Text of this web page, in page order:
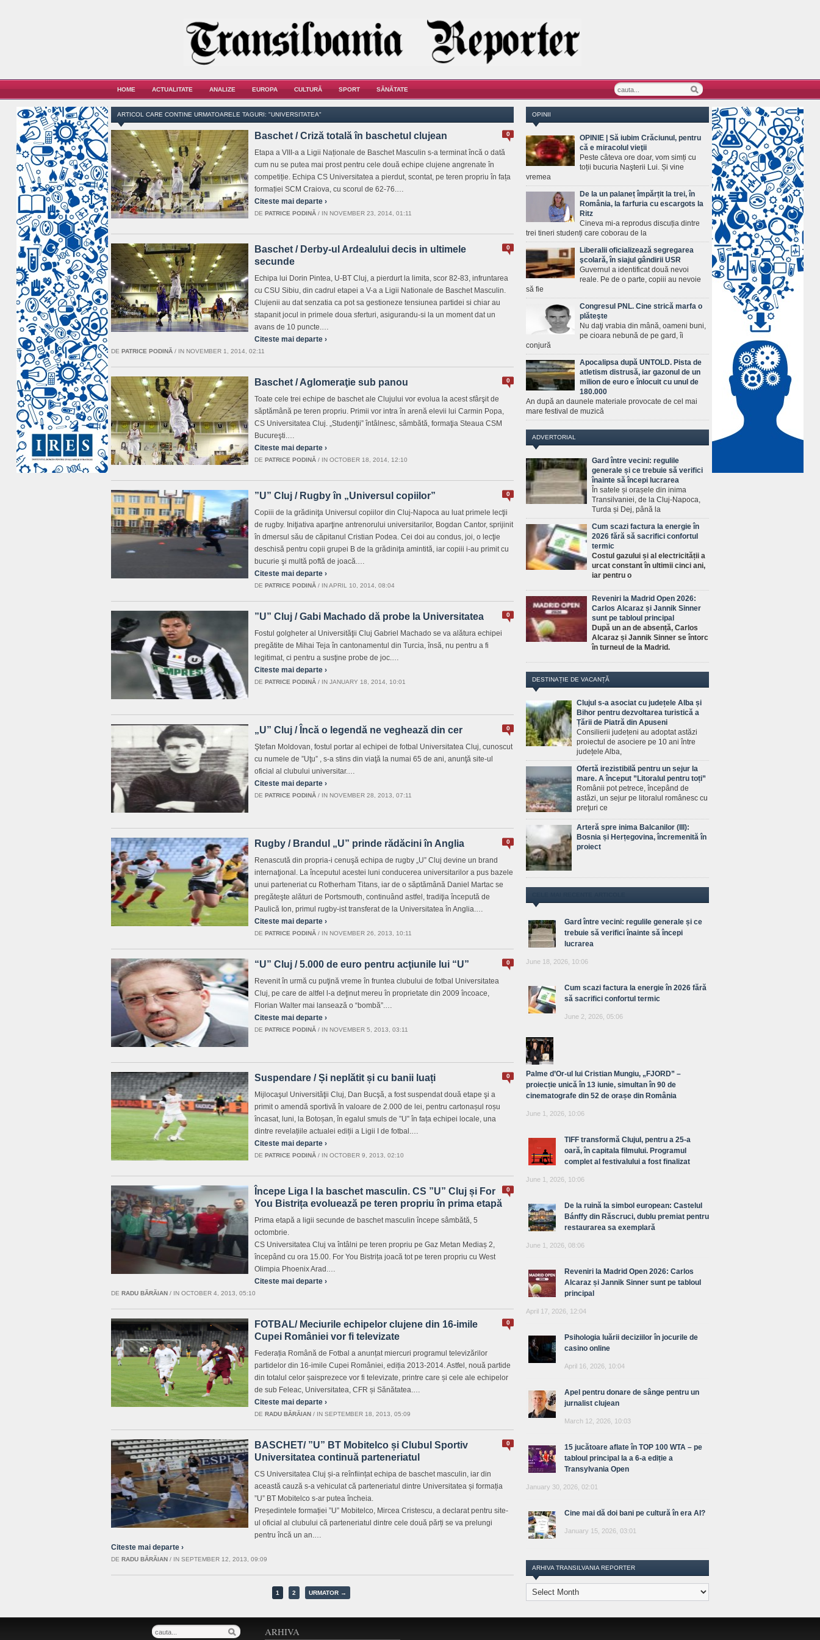
HOME ACTUALITATE ANALIZE EUROPA CULTURĂ SPORT SĂNĂTATE
ARTICOL CARE CONTINE URMATOARELE TAGURI: "UNIVERSITATEA"
0
Baschet / Criză totală în baschetul clujean
Etapa a VIII-a a Ligii Naționale de Baschet Masculin s-a terminat încă o dată
cum nu se putea mai prost pentru cele două echipe clujene angrenate în
competiție. Echipa CS Universitatea a pierdut, scontat, pe teren propriu în fața
formației SCM Craiova, cu scorul de 62-76.…
Citeste mai departe ›
DE PATRICE PODINĂ / IN NOVEMBER 23, 2014, 01:11
0
Baschet / Derby-ul Ardealului decis in ultimele
secunde
Echipa lui Dorin Pintea, U-BT Cluj, a pierdurt la limita, scor 82-83, infruntarea
cu CSU Sibiu, din cadrul etapei a V-a a Ligii Nationale de Baschet Masculin.
Clujenii au dat senzatia ca pot sa gestioneze tensiunea partidei si chiar au
stapanit jocul in primele doua sferturi, asigurandu-si la un moment dat un
avans de 10 puncte.…
Citeste mai departe ›
DE PATRICE PODINĂ / IN NOVEMBER 1, 2014, 02:11
0
Baschet / Aglomeraţie sub panou
Toate cele trei echipe de baschet ale Clujului vor evolua la acest sfârşit de
săptămână pe teren propriu. Primii vor intra în arenă elevii lui Carmin Popa,
CS Universitatea Cluj. „Studenţii” întâlnesc, sâmbătă, formaţia Steaua CSM
Bucureşti.…
Citeste mai departe ›
DE PATRICE PODINĂ / IN OCTOBER 18, 2014, 12:10
0
”U” Cluj / Rugby în „Universul copiilor”
Copiii de la grădiniţa Universul copiilor din Cluj-Napoca au luat primele lecţii
de rugby. Iniţiativa aparţine antrenorului universitarilor, Bogdan Cantor, sprijinit
în dmersul său de căpitanul Cristian Podea. Cei doi au condus, joi, o lecţie
deschisă pentru copii grupei B de la grădiniţa amintită, iar copiii i-au primit cu
bucurie şi multă poftă de joacă.…
Citeste mai departe ›
DE PATRICE PODINĂ / IN APRIL 10, 2014, 08:04
0
”U” Cluj / Gabi Machado dă probe la Universitatea
Fostul golgheter al Universităţii Cluj Gabriel Machado se va alătura echipei
pregătite de Mihai Teja în cantonamentul din Turcia, însă, nu pentru a fi
legitimat, ci pentru a susţine probe de joc.…
Citeste mai departe ›
DE PATRICE PODINĂ / IN JANUARY 18, 2014, 10:01
0
„U” Cluj / Încă o legendă ne veghează din cer
Ştefan Moldovan, fostul portar al echipei de fotbal Universitatea Cluj, cunoscut
cu numele de ”Uţu” , s-a stins din viaţă la numai 65 de ani, anunţă site-ul
oficial al clubului universitar.…
Citeste mai departe ›
DE PATRICE PODINĂ / IN NOVEMBER 28, 2013, 07:11
0
Rugby / Brandul „U” prinde rădăcini în Anglia
Renascută din propria-i cenuşă echipa de rugby „U” Cluj devine un brand
internaţional. La începutul acestei luni conducerea universitarilor a pus bazele
unui parteneriat cu Rotherham Titans, iar de o săptămână Daniel Martac se
pregăteşte alături de Portsmouth, continuând astfel, tradiţia începută de
Paulică Ion, primul rugby-ist transferat de la Universitatea în Anglia.…
Citeste mai departe ›
DE PATRICE PODINĂ / IN NOVEMBER 26, 2013, 10:11
0
“U” Cluj / 5.000 de euro pentru acţiunile lui “U”
Revenit în urmă cu puţină vreme în fruntea clubului de fotbal Universitatea
Cluj, pe care de altfel l-a deţinut mereu în proprietate din 2009 încoace,
Florian Walter mai lansează o “bombă”.…
Citeste mai departe ›
DE PATRICE PODINĂ / IN NOVEMBER 5, 2013, 03:11
0
Suspendare / Și neplătit și cu banii luați
Mijlocaşul Universităţii Cluj, Dan Bucşă, a fost suspendat două etape şi a
primit o amendă sportivă în valoare de 2.000 de lei, pentru cartonașul roșu
încasat, luni, la Botoșan, în egalul smuls de ”U” în fața echipei locale, una
dintre revelațiile actualei ediții a Ligii I de fotbal.…
Citeste mai departe ›
DE PATRICE PODINĂ / IN OCTOBER 9, 2013, 02:10
0
Începe Liga I la baschet masculin. CS ”U” Cluj și For
You Bistrița evoluează pe teren propriu în prima etapă
Prima etapă a ligii secunde de baschet masculin începe sâmbătă, 5
octombrie.
CS Universitatea Cluj va întâlni pe teren propriu pe Gaz Metan Mediaș 2,
începând cu ora 15.00. For You Bistrița joacă tot pe teren propriu cu West
Olimpia Phoenix Arad.…
Citeste mai departe ›
DE RADU BĂRĂIAN / IN OCTOBER 4, 2013, 05:10
0
FOTBAL/ Meciurile echipelor clujene din 16-imile
Cupei României vor fi televizate
Federația Română de Fotbal a anunțat miercuri programul televizărilor
partidelor din 16-imile Cupei României, ediția 2013-2014. Astfel, nouă partide
din totalul celor șaisprezece vor fi televizate, printre care și cele ale echipelor
de sub Feleac, Universitatea, CFR și Sănătatea.…
Citeste mai departe ›
DE RADU BĂRĂIAN / IN SEPTEMBER 18, 2013, 05:09
0
BASCHET/ ”U” BT Mobitelco și Clubul Sportiv
Universitatea continuă parteneriatul
CS Universitatea Cluj și-a reînființat echipa de baschet masculin, iar din
această cauză s-a vehiculat că parteneriatul dintre Universitatea și formația
”U” BT Mobitelco s-ar putea încheia.
Președintele formației ”U” Mobitelco, Mircea Cristescu, a declarat pentru site-
ul oficial al clubului că parteneriatul dintre cele două părți se va prelungi
pentru încă un an.…
Citeste mai departe ›
DE RADU BĂRĂIAN / IN SEPTEMBER 12, 2013, 09:09
1 2 URMATOR →
OPINII
OPINIE | Să iubim Crăciunul, pentru
că e miracolul vieţii
Peste câteva ore doar, vom simți cu
toții bucuria Naşterii Lui. Și vine
vremea
De la un palaneț împărțit la trei, în
România, la farfuria cu escargots la
Ritz
Cineva mi-a reprodus discuția dintre
trei tineri studenți care coborau de la
Liberalii oficializează segregarea
şcolară, în siajul gândirii USR
Guvernul a identificat două nevoi
reale. Pe de o parte, copiii au nevoie
să fie
Congresul PNL. Cine strică marfa o
plăteşte
Nu daţi vrabia din mână, oameni buni,
pe cioara nebună de pe gard, îi
conjură
Apocalipsa după UNTOLD. Pista de
atletism distrusă, iar gazonul de un
milion de euro e înlocuit cu unul de
180.000
An după an daunele materiale provocate de cel mai
mare festival de muzică
ADVERTORIAL
Gard între vecini: regulile
generale și ce trebuie să verifici
înainte să începi lucrarea
În satele și orașele din inima
Transilvaniei, de la Cluj-Napoca,
Turda și Dej, până la
Cum scazi factura la energie în
2026 fără să sacrifici confortul
termic
Costul gazului și al electricității a
urcat constant în ultimii cinci ani,
iar pentru o
Reveniri la Madrid Open 2026:
Carlos Alcaraz și Jannik Sinner
sunt pe tabloul principal
După un an de absență, Carlos
Alcaraz și Jannik Sinner se întorc
în turneul de la Madrid.
DESTINAȚIE DE VACANȚĂ
Clujul s-a asociat cu județele Alba și
Bihor pentru dezvoltarea turistică a
Țării de Piatră din Apuseni
Consilierii județeni au adoptat astăzi
proiectul de asociere pe 10 ani între
județele Alba,
Ofertă irezistibilă pentru un sejur la
mare. A început ”Litoralul pentru toți”
Românii pot petrece, începând de
astăzi, un sejur pe litoralul românesc cu
preţuri ce
Arteră spre inima Balcanilor (III):
Bosnia și Herțegovina, încremenită în
proiect
Gard între vecini: regulile generale și ce
trebuie să verifici înainte să începi
lucrarea
June 18, 2026, 10:06
Cum scazi factura la energie în 2026 fără
să sacrifici confortul termic
June 2, 2026, 05:06
Palme d’Or-ul lui Cristian Mungiu, „FJORD” –
proiecție unică în 13 iunie, simultan în 90 de
cinematografe din 52 de orașe din România
June 1, 2026, 10:06
TIFF transformă Clujul, pentru a 25-a
oară, în capitala filmului. Programul
complet al festivalului a fost finalizat
June 1, 2026, 10:06
De la ruină la simbol european: Castelul
Bánffy din Răscruci, dublu premiat pentru
restaurarea sa exemplară
June 1, 2026, 08:06
Reveniri la Madrid Open 2026: Carlos
Alcaraz și Jannik Sinner sunt pe tabloul
principal
April 17, 2026, 12:04
Psihologia luării deciziilor în jocurile de
casino online
April 16, 2026, 10:04
Apel pentru donare de sânge pentru un
jurnalist clujean
March 12, 2026, 10:03
15 jucătoare aflate în TOP 100 WTA – pe
tabloul principal la a 6-a ediție a
Transylvania Open
January 30, 2026, 02:01
Cine mai dă doi bani pe cultură în era AI?
January 15, 2026, 03:01
ARHIVA TRANSILVANIA REPORTER
Arhiva
Transilvania
ARHIVA